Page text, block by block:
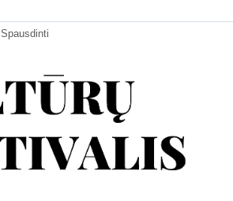
Spausdinti